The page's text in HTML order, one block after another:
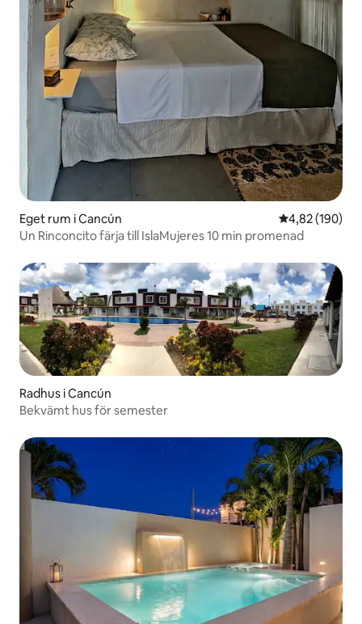
Eget rum i Cancún 4,82 av 5 i
4,82 (190)
Un Rinconcito färja till IslaMujeres 10 min promenad
Radhus i Cancún
Bekvämt hus för semester